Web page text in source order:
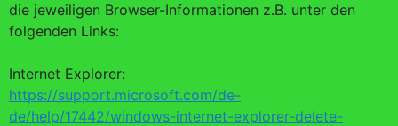
die jeweiligen Browser-Informationen z.B. unter den
folgenden Links:
Internet Explorer:
https://support.microsoft.com/de-
de/help/17442/windows-internet-explorer-delete-